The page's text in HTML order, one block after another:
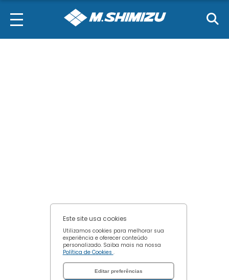
Este site usa cookies
Utilizamos cookies para melhorar sua
experiência e oferecer conteúdo
personalizado. Saiba mais na nossa
Política de Cookies .
Editar preferências
Cookies de